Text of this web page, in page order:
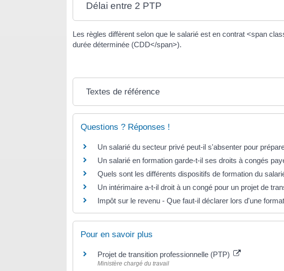
Délai entre 2 PTP
Les règles diffèrent selon que le salarié est en contrat <span
durée déterminée (CDD</span>).
Textes de référence
Questions ? Réponses !
Un salarié du secteur privé peut-il s'absenter pour
Un salarié en formation garde-t-il ses droits à congés
Quels sont les différents dispositifs de formation du
Un intérimaire a-t-il droit à un congé pour un projet de
Impôt sur le revenu - Que faut-il déclarer lors d'une
Pour en savoir plus
Projet de transition professionnelle (PTP)
Ministère chargé du travail